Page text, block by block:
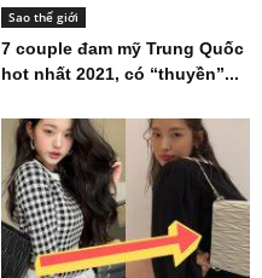
Sao thế giới
7 couple đam mỹ Trung Quốc
hot nhất 2021, có “thuyền”...